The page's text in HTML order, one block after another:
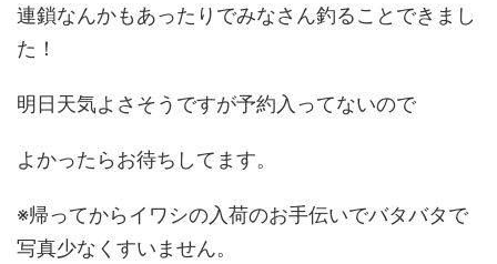
連鎖なんかもあったりでみなさん釣ることできまし
た！
明日天気よさそうですが予約入ってないので
よかったらお待ちしてます。
※帰ってからイワシの入荷のお手伝いでバタバタで
写真少なくすいません。